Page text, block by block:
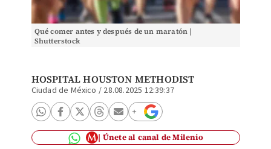
Qué comer antes y después de un maratón |
Shutterstock
HOSPITAL HOUSTON METHODIST
Ciudad de México / 28.08.2025 12:39:37
Únete al canal de Milenio